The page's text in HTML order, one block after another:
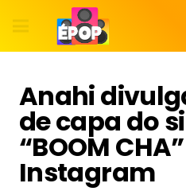
Anahi
de capa do
“BOOM
Instagram